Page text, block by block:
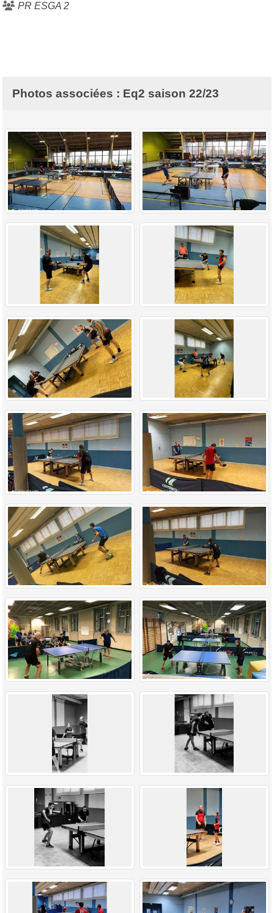
PR ESGA 2
Photos associées : Eq2 saison 22/23